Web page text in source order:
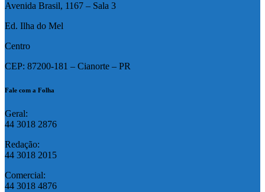
Avenida Brasil, 1167 – Sala 3
Ed. Ilha do Mel
Centro
CEP: 87200-181 – Cianorte – PR
Fale com a Folha
Geral:
44 3018 2876
Redação:
44 3018 2015
Comercial:
44 3018 4876